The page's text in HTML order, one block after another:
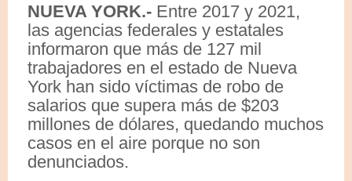
NUEVA YORK.- Entre 2017 y 2021,
las agencias federales y estatales
informaron que más de 127 mil
trabajadores en el estado de Nueva
York han sido víctimas de robo de
salarios que supera más de $203
millones de dólares, quedando muchos
casos en el aire porque no son
denunciados.